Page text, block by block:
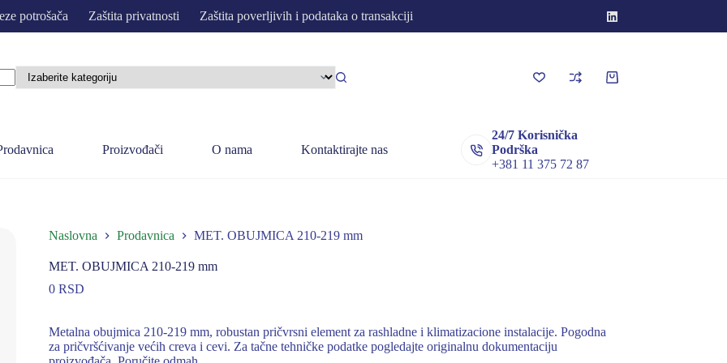
potrošača Zaštita privatnosti Zaštita poverljivih i podataka o transakciji
Korpa
Proizvođači O nama Kontaktirajte nas
24/7 Korisnička
Podrška
+381 11 375 72 87
Naslovna Prodavnica MET. OBUJMICA 210-219 mm
MET. OBUJMICA 210-219 mm
0 RSD
Metalna obujmica 210-219 mm, robustan pričvrsni element za rashladne i klimatizacione instalacije. Pogodna
za pričvršćivanje većih creva i cevi. Za tačne tehničke podatke pogledajte originalnu dokumentaciju